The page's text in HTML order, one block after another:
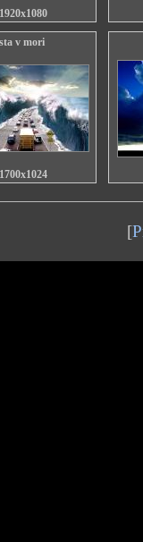
1920x1080
v mori
1700x1024
[